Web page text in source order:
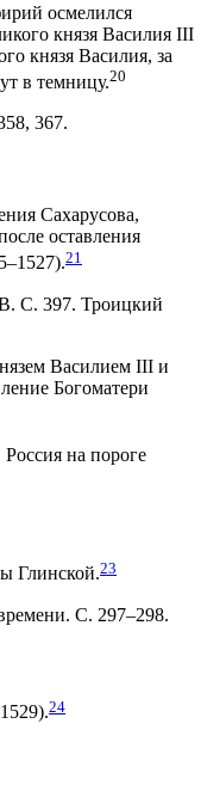
осмелился
князя Василия III
князя Василия, за
в темницу.20
367.
Сахарусова,
оставления
21
С. 397. Троицкий
Василием III и
Богоматери
на пороге
Глинской.23
С. 297–298.
24